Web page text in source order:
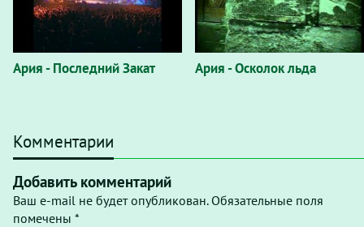
Ария - Последний Закат Ария - Осколок льда
Комментарии
Добавить комментарий
Ваш e-mail не будет опубликован. Обязательные поля
помечены *